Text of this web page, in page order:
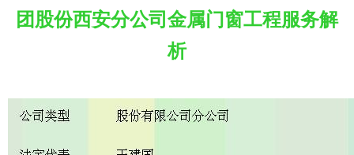
团股份西安分公司金属门窗工程服务解
析